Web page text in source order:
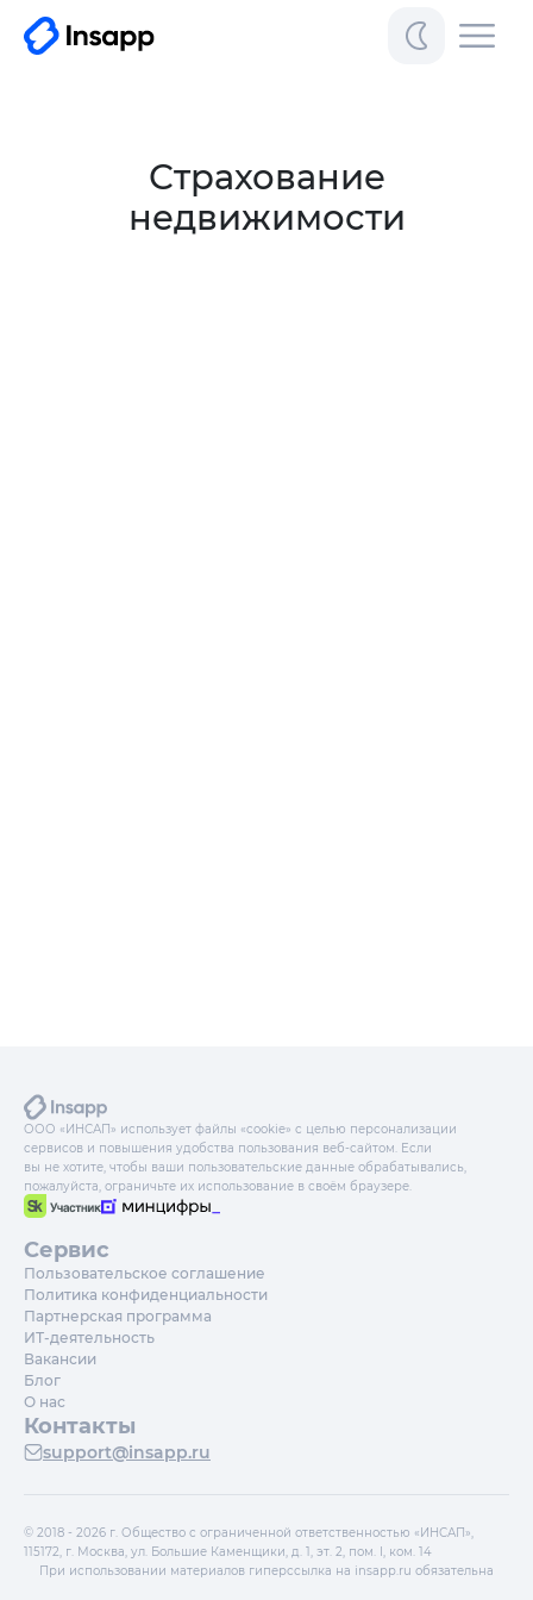
Страхование
недвижимости
ООО «ИНСАП» использует файлы «cookie» с целью персонализации
сервисов и повышения удобства пользования веб-сайтом. Если
вы не хотите, чтобы ваши пользовательские данные обрабатывались,
пожалуйста, ограничьте их использование в своём браузере.
Сервис
Пользовательское соглашение
Политика конфиденциальности
Партнерская программа
ИТ-деятельность
Вакансии
Блог
О нас
Контакты
support@insapp.ru
© 2018 - 2026 г. Общество с ограниченной ответственностью «ИНСАП»,
115172, г. Москва, ул. Большие Каменщики, д. 1, эт. 2, пом. I, ком. 14
При использовании материалов гиперссылка на insapp.ru обязательна